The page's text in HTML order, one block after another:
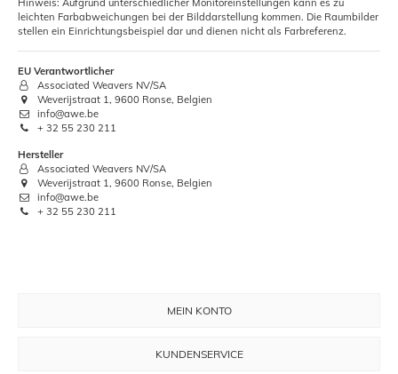
Hinweis: Aufgrund unterschiedlicher Monitoreinstellungen kann es zu
leichten Farbabweichungen bei der Bilddarstellung kommen. Die Raumbilder
stellen ein Einrichtungsbeispiel dar und dienen nicht als Farbreferenz.
EU Verantwortlicher
Associated Weavers NV/SA
Weverijstraat 1, 9600 Ronse, Belgien
info@awe.be
+ 32 55 230 211
Hersteller
Associated Weavers NV/SA
Weverijstraat 1, 9600 Ronse, Belgien
info@awe.be
+ 32 55 230 211
MEIN KONTO
KUNDENSERVICE